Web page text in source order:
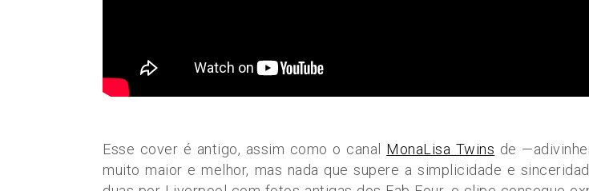
Esse cover é antigo, assim como o canal MonaLisa Twins de
muito maior e melhor, mas nada que supere a simplicidade e